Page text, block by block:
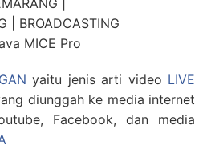
yaitu jenis arti video LIVE
diunggah ke media internet
Facebook, dan media